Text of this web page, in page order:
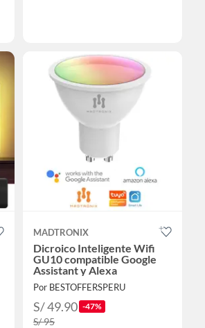
MADTRONIX
Dicroico Inteligente Wifi
GU10 compatible Google
Assistant y Alexa
Por BESTOFFERSPERU
S/ 49.90 -47%
S/ 95